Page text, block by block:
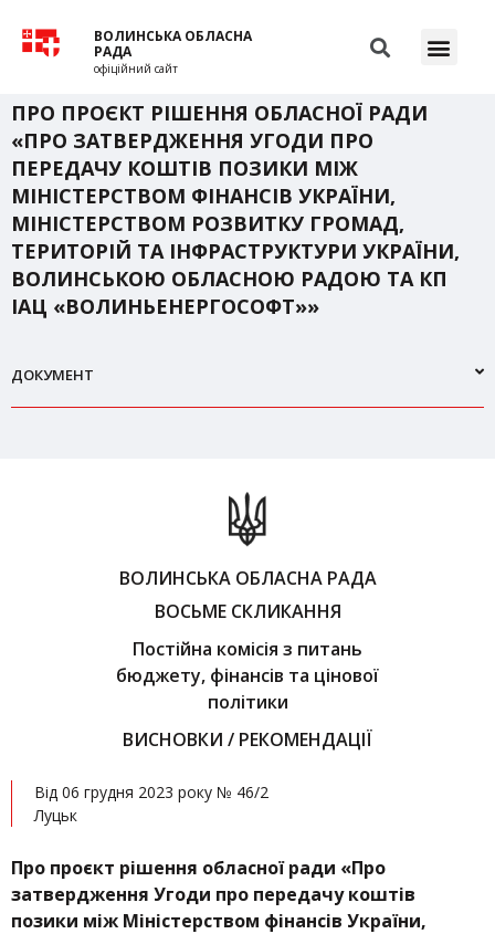
ВОЛИНСЬКА ОБЛАСНА
РАДА
офіційний сайт
ПРО ПРОЄКТ РІШЕННЯ ОБЛАСНОЇ РАДИ
«ПРО ЗАТВЕРДЖЕННЯ УГОДИ ПРО
ПЕРЕДАЧУ КОШТІВ ПОЗИКИ МІЖ
МІНІСТЕРСТВОМ ФІНАНСІВ УКРАЇНИ,
МІНІСТЕРСТВОМ РОЗВИТКУ ГРОМАД,
ТЕРИТОРІЙ ТА ІНФРАСТРУКТУРИ УКРАЇНИ,
ВОЛИНСЬКОЮ ОБЛАСНОЮ РАДОЮ ТА КП
ІАЦ «ВОЛИНЬЕНЕРГОСОФТ»»
ДОКУМЕНТ
ВОЛИНСЬКА ОБЛАСНА РАДА
ВОСЬМЕ СКЛИКАННЯ
Постійна комісія з питань
бюджету, фінансів та цінової
політики
ВИСНОВКИ / РЕКОМЕНДАЦІЇ
Від 06 грудня 2023 року № 46/2
Луцьк
Про проєкт рішення обласної ради «Про
затвердження Угоди про передачу коштів
позики між Міністерством фінансів України,